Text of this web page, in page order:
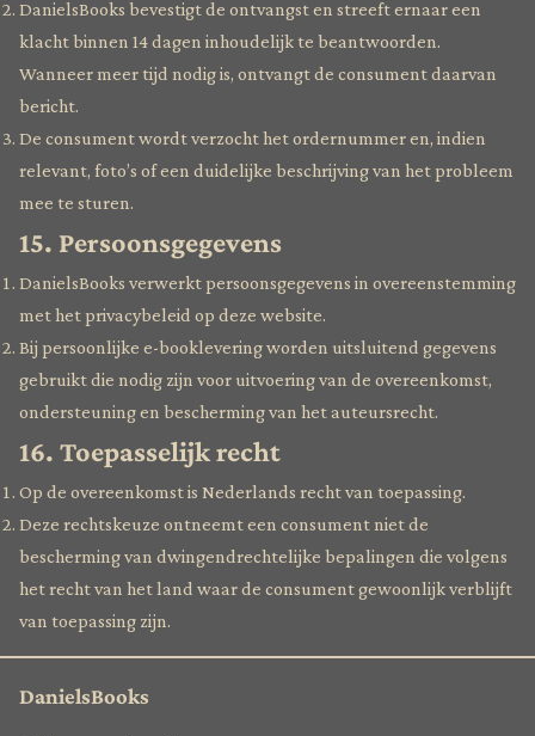
DanielsBooks bevestigt de ontvangst en streeft ernaar een
klacht binnen 14 dagen inhoudelijk te beantwoorden.
Wanneer meer tijd nodig is, ontvangt de consument daarvan
bericht.
De consument wordt verzocht het ordernummer en, indien
relevant, foto’s of een duidelijke beschrijving van het probleem
mee te sturen.
15. Persoonsgegevens
DanielsBooks verwerkt persoonsgegevens in overeenstemming
met het privacybeleid op deze website.
Bij persoonlijke e-booklevering worden uitsluitend gegevens
gebruikt die nodig zijn voor uitvoering van de overeenkomst,
ondersteuning en bescherming van het auteursrecht.
16. Toepasselijk recht
Op de overeenkomst is Nederlands recht van toepassing.
Deze rechtskeuze ontneemt een consument niet de
bescherming van dwingendrechtelijke bepalingen die volgens
het recht van het land waar de consument gewoonlijk verblijft
van toepassing zijn.
DanielsBooks